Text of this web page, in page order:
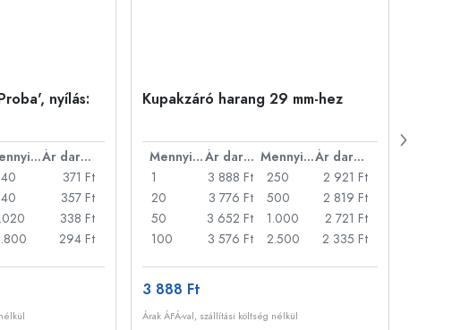
nyílás:
Mennyiség
Ár darabonként
371 Ft
357 Ft
338 Ft
294 Ft
Kupakzáró harang 29 mm-hez
Mennyiség Ár darabonként Mennyiség
Ár darabonként
1
3 888 Ft
20
3 776 Ft
50
3 652 Ft
100
3 576 Ft
250
2 921 Ft
500
2 819 Ft
1.000
2 721 Ft
2.500
2 335 Ft
3 888 Ft
Árak ÁFÁ-val, szállítási költség nélkül